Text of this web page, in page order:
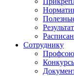
Сотруднику